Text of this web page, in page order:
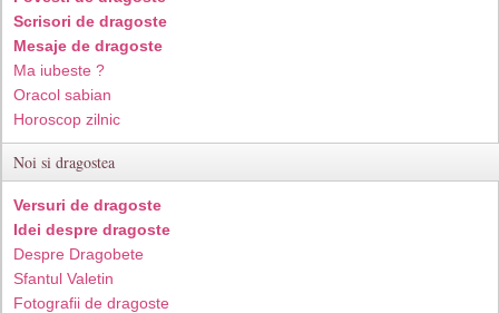
Scrisori de dragoste
Mesaje de dragoste
Ma iubeste ?
Oracol sabian
Horoscop zilnic
Noi si dragostea
Versuri de dragoste
Idei despre dragoste
Despre Dragobete
Sfantul Valetin
Fotografii de dragoste